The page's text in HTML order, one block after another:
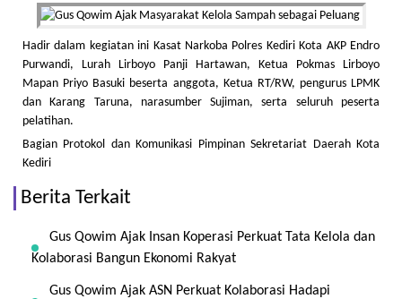
Hadir dalam kegiatan ini Kasat Narkoba Polres Kediri Kota AKP Endro
Purwandi, Lurah Lirboyo Panji Hartawan, Ketua Pokmas Lirboyo
Mapan Priyo Basuki beserta anggota, Ketua RT/RW, pengurus LPMK
dan Karang Taruna, narasumber Sujiman, serta seluruh peserta
pelatihan.
Bagian Protokol dan Komunikasi Pimpinan Sekretariat Daerah Kota
Kediri
Berita Terkait
Gus Qowim Ajak Insan Koperasi Perkuat Tata Kelola dan
Kolaborasi Bangun Ekonomi Rakyat
Gus Qowim Ajak ASN Perkuat Kolaborasi Hadapi